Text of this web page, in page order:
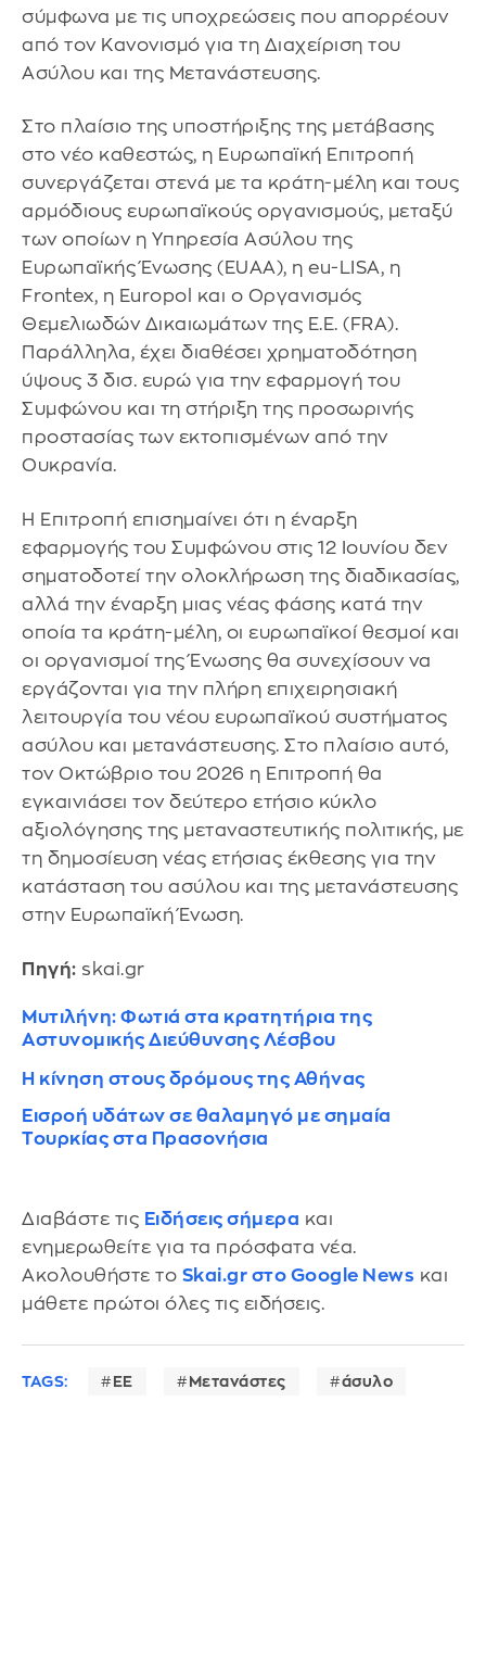
σύμφωνα με τις υποχρεώσεις που απορρέουν
από τον Κανονισμό για τη Διαχείριση του
Ασύλου και της Μετανάστευσης.
Στο πλαίσιο της υποστήριξης της μετάβασης
στο νέο καθεστώς, η Ευρωπαϊκή Επιτροπή
συνεργάζεται στενά με τα κράτη-μέλη και τους
αρμόδιους ευρωπαϊκούς οργανισμούς, μεταξύ
των οποίων η Υπηρεσία Ασύλου της
Ευρωπαϊκής Ένωσης (EUAA), η eu-LISA, η
Frontex, η Europol και ο Οργανισμός
Θεμελιωδών Δικαιωμάτων της Ε.Ε. (FRA).
Παράλληλα, έχει διαθέσει χρηματοδότηση
ύψους 3 δισ. ευρώ για την εφαρμογή του
Συμφώνου και τη στήριξη της προσωρινής
προστασίας των εκτοπισμένων από την
Ουκρανία.
Η Επιτροπή επισημαίνει ότι η έναρξη
εφαρμογής του Συμφώνου στις 12 Ιουνίου δεν
σηματοδοτεί την ολοκλήρωση της διαδικασίας,
αλλά την έναρξη μιας νέας φάσης κατά την
οποία τα κράτη-μέλη, οι ευρωπαϊκοί θεσμοί και
οι οργανισμοί της Ένωσης θα συνεχίσουν να
εργάζονται για την πλήρη επιχειρησιακή
λειτουργία του νέου ευρωπαϊκού συστήματος
ασύλου και μετανάστευσης. Στο πλαίσιο αυτό,
τον Οκτώβριο του 2026 η Επιτροπή θα
εγκαινιάσει τον δεύτερο ετήσιο κύκλο
αξιολόγησης της μεταναστευτικής πολιτικής, με
τη δημοσίευση νέας ετήσιας έκθεσης για την
κατάσταση του ασύλου και της μετανάστευσης
στην Ευρωπαϊκή Ένωση.
Πηγή: skai.gr
Μυτιλήνη: Φωτιά στα κρατητήρια της
Αστυνομικής Διεύθυνσης Λέσβου
Η κίνηση στους δρόμους της Αθήνας
Εισροή υδάτων σε θαλαμηγό με σημαία
Τουρκίας στα Πρασονήσια
Διαβάστε τις Ειδήσεις σήμερα και
ενημερωθείτε για τα πρόσφατα νέα.
Ακολουθήστε το Skai.gr στο Google News και
μάθετε πρώτοι όλες τις ειδήσεις.
TAGS: ΕΕ Μετανάστες άσυλο